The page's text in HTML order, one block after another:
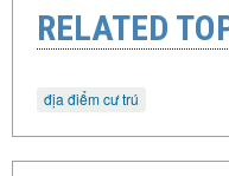
RELATED
địa điểm cư trú